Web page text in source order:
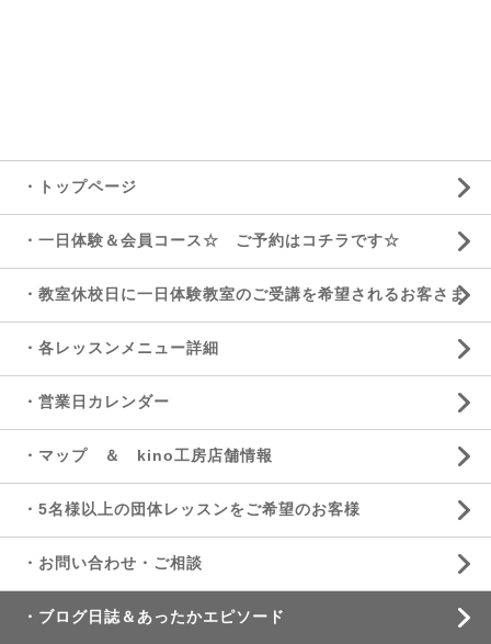
・トップページ
・一日体験＆会員コース☆ ご予約はコチラです☆
・教室休校日に一日体験教室のご受講を希望されるお客さま
・各レッスンメニュー詳細
・営業日カレンダー
・マップ ＆ kino工房店舗情報
・5名様以上の団体レッスンをご希望のお客様
・お問い合わせ・ご相談
・ブログ日誌＆あったかエピソード